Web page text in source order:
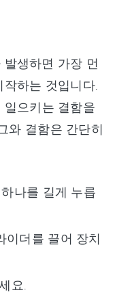
발생하면 가장 먼
하는 것입니다.
일으키는 결함을
와 결함은 간단히
나를 길게 누릅
이더를 끌어 장치
요.